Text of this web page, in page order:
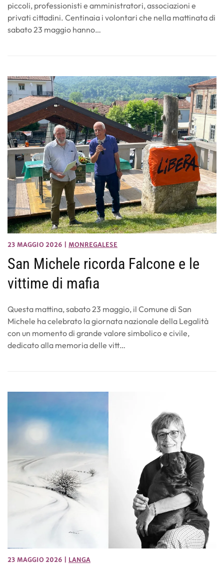
piccoli, professionisti e amministratori, associazioni e
privati cittadini. Centinaia i volontari che nella mattinata di
sabato 23 maggio hanno…
23 MAGGIO 2026 MONREGALESE
San Michele ricorda Falcone e le
vittime di mafia
Questa mattina, sabato 23 maggio, il Comune di San
Michele ha celebrato la giornata nazionale della Legalità
con un momento di grande valore simbolico e civile,
dedicato alla memoria delle vitt…
23 MAGGIO 2026 LANGA